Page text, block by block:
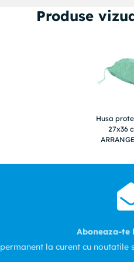
Produse
Husa
27x36
Aboneaza-te
la curent cu